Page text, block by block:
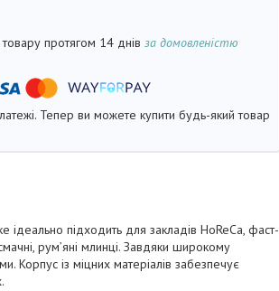
протягом 14 днів за домовленістю
Тепер ви можете купити будь-який товар
підходить для закладів HoReCa, фаст-
рум’яні млинці. Завдяки широкому
Корпус із міцних матеріалів забезпечує